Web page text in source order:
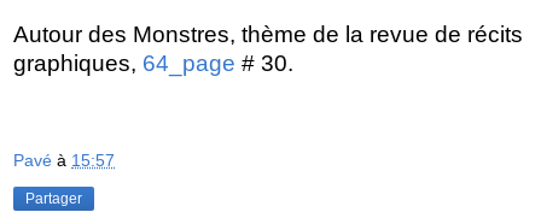
Autour des Monstres, thème de la revue de récits
graphiques, 64_page # 30.
Pavé à 15:57
Partager